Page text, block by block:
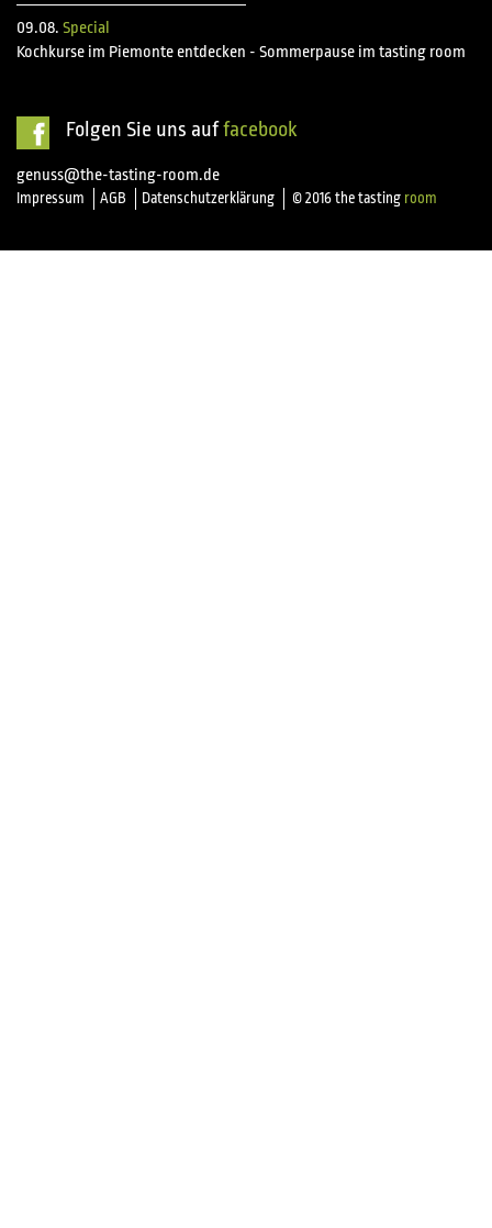
09.08. Special
Kochkurse im Piemonte entdecken - Sommerpause im tasting room
Folgen Sie uns auffacebook
genuss@the-tasting-room.de
Impressum AGB Datenschutzerklärung © 2016 the tasting room